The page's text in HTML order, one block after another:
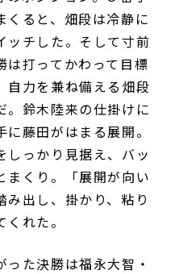
くると、畑段は冷静に
ッチした。そして寸前
は打ってかわって目標
自力を兼ね備える畑段
。鈴木陸来の仕掛けに
藤田がはまる展開。
しっかり見据え、バッ
まくり。「展開が向い
み出し、掛かり、粘り
れた。
た決勝は福永大智・